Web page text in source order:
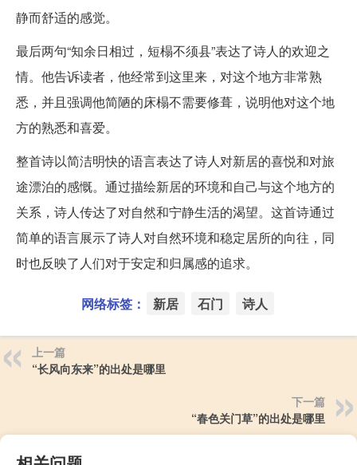
静而舒适的感觉。
最后两句“知余日相过，短榻不须县”表达了诗人的欢迎之
情。他告诉读者，他经常到这里来，对这个地方非常熟
悉，并且强调他简陋的床榻不需要修葺，说明他对这个地
方的熟悉和喜爱。
整首诗以简洁明快的语言表达了诗人对新居的喜悦和对旅
途漂泊的感慨。通过描绘新居的环境和自己与这个地方的
关系，诗人传达了对自然和宁静生活的渴望。这首诗通过
简单的语言展示了诗人对自然环境和稳定居所的向往，同
时也反映了人们对于安定和归属感的追求。
网络标签： 新居 石门 诗人
上一篇
“长风向东来”的出处是哪里
下一篇
“春色关门草”的出处是哪里